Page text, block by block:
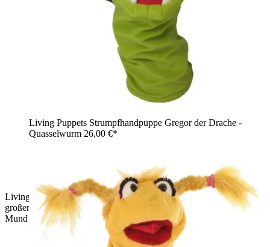
Living Puppets Strumpfhandpuppe Maus Bille, grau mit
großen rosa Ohren, braunem Haarschopf und geöffnetem
Mund
Living Puppets Strumpfhandpuppe Gregor der Drache -
Quasselwurm 26,00 €*